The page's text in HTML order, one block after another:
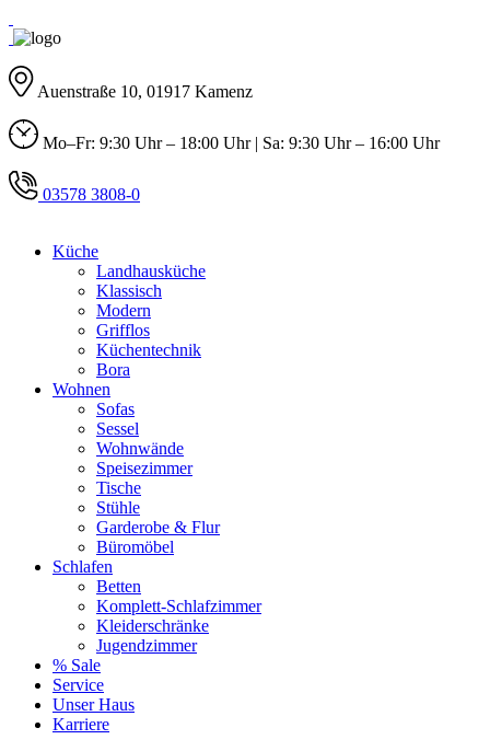
Auenstraße 10, 01917 Kamenz
Mo–Fr: 9:30 Uhr – 18:00 Uhr | Sa: 9:30 Uhr – 16:00 Uhr
03578 3808-0
Küche
Landhausküche
Klassisch
Modern
Grifflos
Küchentechnik
Bora
Wohnen
Sofas
Sessel
Wohnwände
Speisezimmer
Tische
Stühle
Garderobe & Flur
Büromöbel
Schlafen
Betten
Komplett-Schlafzimmer
Kleiderschränke
Jugendzimmer
% Sale
Service
Unser Haus
Karriere